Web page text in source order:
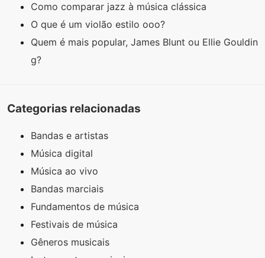
Como comparar jazz à música clássica
O que é um violão estilo ooo?
Quem é mais popular, James Blunt ou Ellie Gouldin
g?
Categorias relacionadas
Bandas e artistas
Música digital
Música ao vivo
Bandas marciais
Fundamentos de música
Festivais de música
Gêneros musicais